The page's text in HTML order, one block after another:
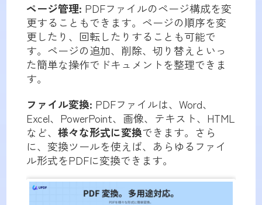
ページ管理: PDFファイルのページ構成を変
更することもできます。ページの順序を変
更したり、回転したりすることも可能で
す。ページの追加、削除、切り替えといっ
た簡単な操作でドキュメントを整理できま
す。
ファイル変換: PDFファイルは、Word、
Excel、PowerPoint、画像、テキスト、HTML
など、 様々な形式に変換できます。さら
に、変換ツールを使えば、あらゆるファイ
ル形式をPDFに変換できます。